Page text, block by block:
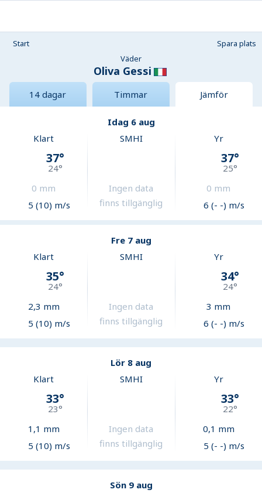
Start
Spara plats
Väder
Oliva Gessi
14 dagar Timmar Jämför
Idag 6 aug
Klart
37°
24°
0 mm
5 (10) m/s
SMHI
Ingen data
finns tillgänglig
Yr
37°
25°
0 mm
6 (- -) m/s
Fre 7 aug
Klart
35°
24°
2,3 mm
5 (10) m/s
SMHI
Ingen data
finns tillgänglig
Yr
34°
24°
3 mm
6 (- -) m/s
Lör 8 aug
Klart
33°
23°
1,1 mm
5 (10) m/s
SMHI
Ingen data
finns tillgänglig
Yr
33°
22°
0,1 mm
5 (- -) m/s
Sön 9 aug